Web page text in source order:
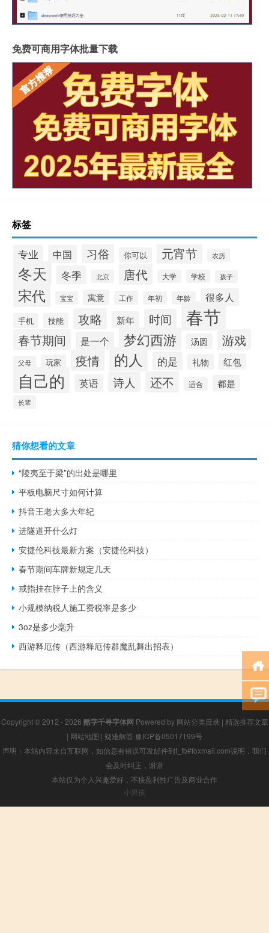
免费可商用字体批量下载
标签
专业 中国 习俗 你可以 元宵节 农历
冬天 冬季 北京 唐代 大学 学校 孩子
宋代 宝宝 寓意 工作 年初 年龄 很多人
手机 技能 攻略 新年 时间 春节
春节期间 是一个 梦幻西游 汤圆 游戏
父母 玩家 疫情 的人 的是 礼物 红包
自己的 英语 诗人 还不 适合 都是
长辈
猜你想看的文章
“陵夷至于梁”的出处是哪里
平板电脑尺寸如何计算
抖音王老大多大年纪
进隧道开什么灯
安捷伦科技最新方案（安捷伦科技）
春节期间车牌新规定几天
戒指挂在脖子上的含义
小规模纳税人施工费税率是多少
3oz是多少毫升
西游释厄传（西游释厄传群魔乱舞出招表）
Copyright © 2012 - 2026 酷字千寻字体网 Powered by 网站分类目录 | 精选推荐文章
| 网站地图 | 疑难解答 豫ICP备05017199号
声明：本站内容来自互联网，如信息有错误可发邮件到f_fb#foxmail.com说明，我们
会及时纠正，谢谢
本站仅为个人兴趣爱好，不接盈利性广告及商业合作
小男孩